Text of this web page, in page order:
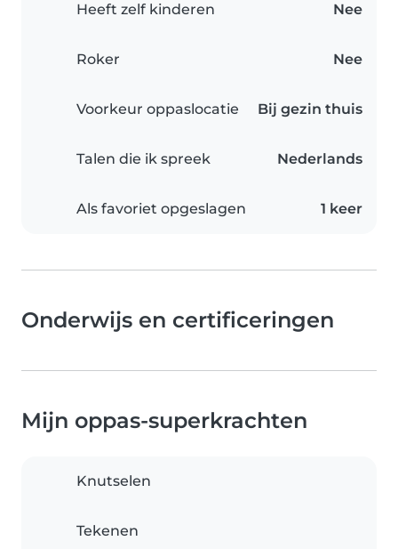
Heeft zelf kinderen Nee
Roker Nee
Voorkeur oppaslocatie Bij gezin thuis
Talen die ik spreek Nederlands
Als favoriet opgeslagen 1 keer
Onderwijs en certificeringen
Mijn oppas-superkrachten
Knutselen
Tekenen